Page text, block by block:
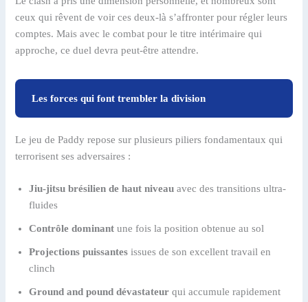
ceux qui rêvent de voir ces deux-là s’affronter pour régler leurs
comptes. Mais avec le combat pour le titre intérimaire qui
approche, ce duel devra peut-être attendre.
Les forces qui font trembler la division
Le jeu de Paddy repose sur plusieurs piliers fondamentaux qui
terrorisent ses adversaires :
Jiu-jitsu brésilien de haut niveau avec des transitions ultra-
fluides
Contrôle dominant une fois la position obtenue au sol
Projections puissantes issues de son excellent travail en
clinch
Ground and pound dévastateur qui accumule rapidement